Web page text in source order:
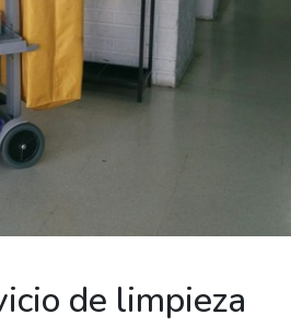
de limpieza